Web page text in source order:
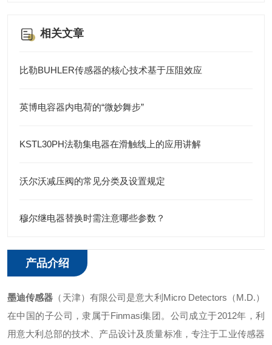
相关文章
比勒BUHLER传感器的核心技术基于压阻效应
英博电容器内电荷的“微妙舞步”
KSTL30PH法勒集电器在滑触线上的应用讲解
沃尔沃减压阀的常见分类及设置规定
穆尔继电器替换时需注意哪些参数？
产品介绍
墨迪传感器 （天津）有限公司是意大利Micro Detectors（M.D.）
在中国的子公司，隶属于Finmasi集团。公司成立于2012年，利
用意大利总部的技术、产品设计及质量标准，专注于工业传感器